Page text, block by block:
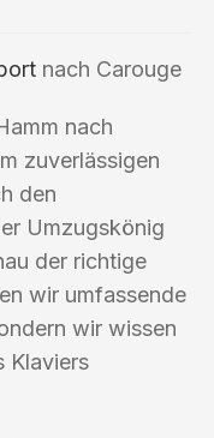
nach Carouge
nach
zuverlässigen
den
Umzugskönig
der richtige
wir umfassende
wir wissen
Klaviers